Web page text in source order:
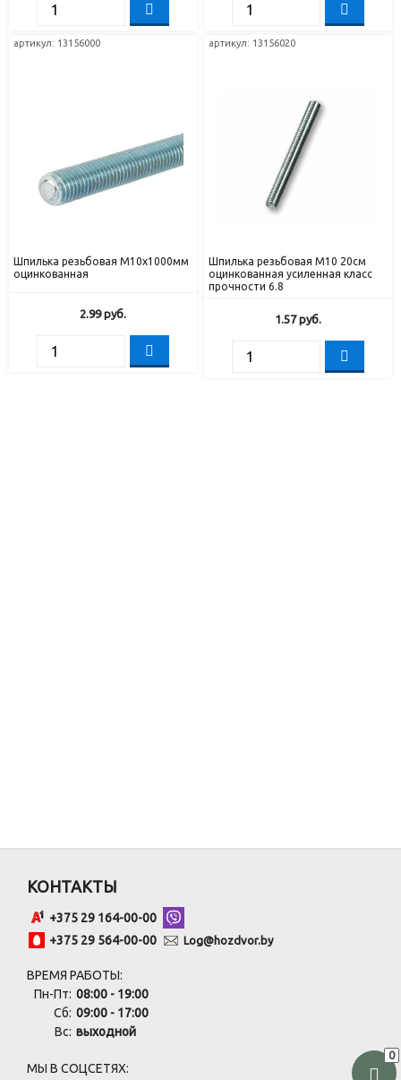
артикул: 13156000
Шпилька резьбовая М10х1000мм
оцинкованная
2.99руб.
артикул: 13156020
Шпилька резьбовая М10 20см
оцинкованная усиленная класс
прочности 6.8
1.57руб.
0
КОНТАКТЫ
+375 29 164-00-00
+375 29 564-00-00
Log@hozdvor.by
ВРЕМЯ РАБОТЫ:
Пн-Пт: 08:00 - 19:00
Сб: 09:00 - 17:00
Вс: выходной
МЫ В СОЦСЕТЯХ: